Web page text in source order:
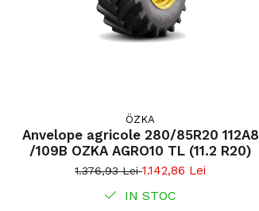
ÖZKA
Anvelope agricole 280/85R20 112A8
/109B OZKA AGRO10 TL (11.2 R20)
1.376,93 Lei1.142,86 Lei
IN STOC